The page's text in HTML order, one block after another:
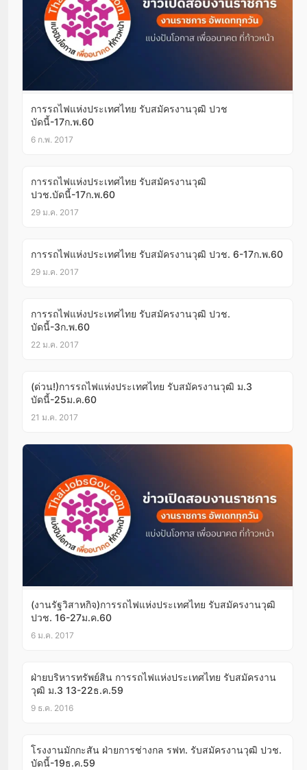
การรถไฟแห่งประเทศไทย รับสมัครงานวุฒิ ปวช
บัดนี้-17ก.พ.60
6 ก.พ. 2017
การรถไฟแห่งประเทศไทย รับสมัครงานวุฒิ
ปวช.บัดนี้-17ก.พ.60
29 ม.ค. 2017
การรถไฟแห่งประเทศไทย รับสมัครงานวุฒิ ปวช. 6-17ก.พ.60
29 ม.ค. 2017
การรถไฟแห่งประเทศไทย รับสมัครงานวุฒิ ปวช.
บัดนี้-3ก.พ.60
22 ม.ค. 2017
(ด่วน!)การรถไฟแห่งประเทศไทย รับสมัครงานวุฒิ ม.3
บัดนี้-25ม.ค.60
21 ม.ค. 2017
(งานรัฐวิสาหกิจ)การรถไฟแห่งประเทศไทย รับสมัครงานวุฒิ
ปวช. 16-27ม.ค.60
6 ม.ค. 2017
ฝ่ายบริหารทรัพย์สิน การรถไฟแห่งประเทศไทย รับสมัครงาน
วุฒิ ม.3 13-22ธ.ค.59
9 ธ.ค. 2016
โรงงานมักกะสัน ฝ่ายการช่างกล รฟท. รับสมัครงานวุฒิ ปวช.
บัดนี้-19ธ.ค.59